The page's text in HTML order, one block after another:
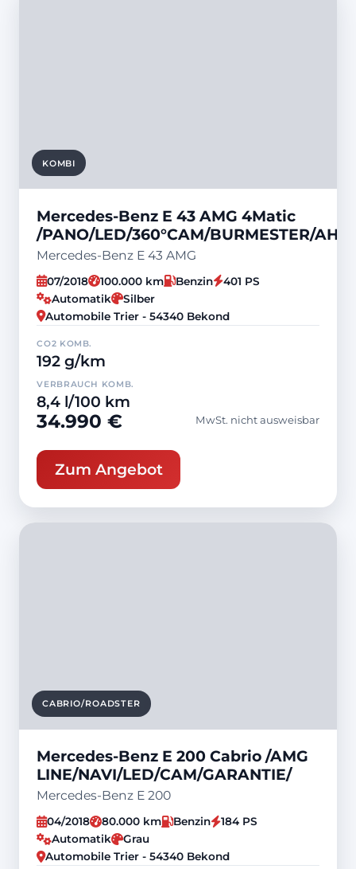
KOMBI
Mercedes-Benz E 43 AMG 4Matic
/PANO/LED/360°CAM/BURMESTER/AHK/
Mercedes-Benz E 43 AMG
07/2018 100.000 km Benzin
401 PS
Automatik
Silber
Automobile Trier - 54340 Bekond
CO2 KOMB.
192 g/km
VERBRAUCH KOMB.
8,4 l/100 km
34.990 € MwSt. nicht ausweisbar
Zum Angebot
CABRIO/ROADSTER
Mercedes-Benz E 200 Cabrio /AMG
LINE/NAVI/LED/CAM/GARANTIE/
Mercedes-Benz E 200
04/2018 80.000 km Benzin
184 PS
Automatik
Grau
Automobile Trier - 54340 Bekond